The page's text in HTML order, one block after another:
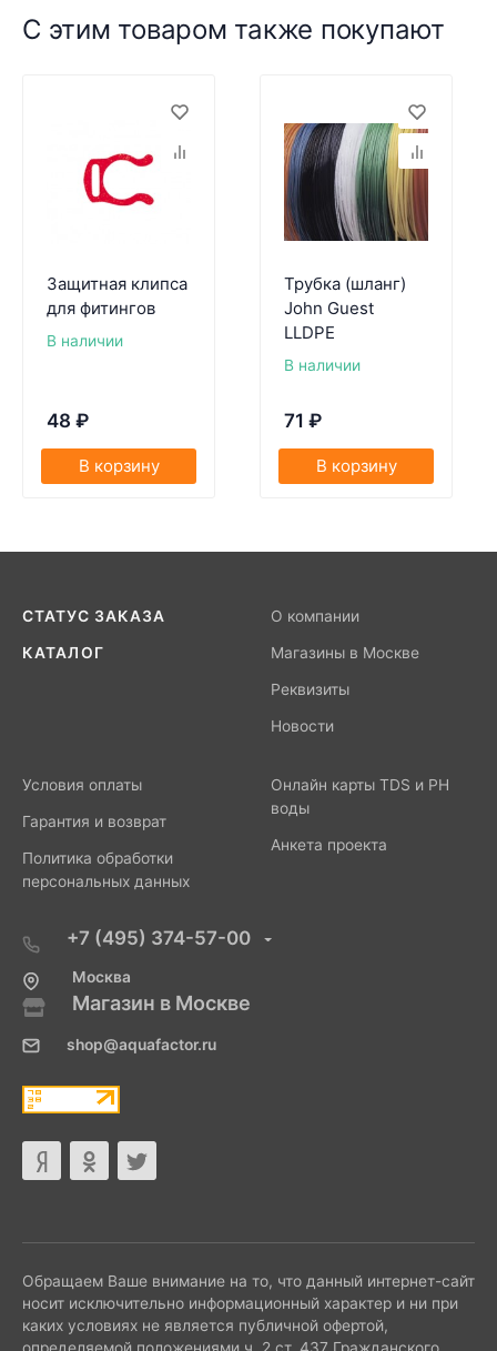
С этим товаром также покупают
Защитная клипса
для фитингов
В наличии
48 ₽
В корзину
Трубка (шланг)
John Guest
LLDPE
В наличии
71 ₽
В корзину
СТАТУС ЗАКАЗА
КАТАЛОГ
О компании
Магазины в Москве
Реквизиты
Новости
Условия оплаты
Гарантия и возврат
Политика обработки
персональных данных
Онлайн карты TDS и PH
воды
Анкета проекта
+7 (495) 374-57-00
Москва
Магазин в Москве
shop@aquafactor.ru
Обращаем Ваше внимание на то, что данный интернет-сайт
носит исключительно информационный характер и ни при
каких условиях не является публичной офертой,